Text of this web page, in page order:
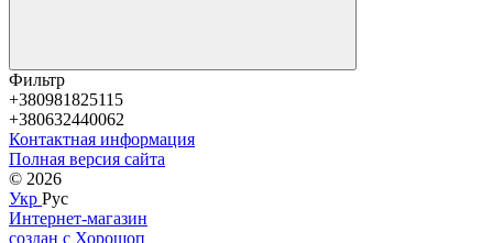
Фильтр
+380981825115
+380632440062
Контактная информация
Полная версия сайта
© 2026
Укр Рус
Интернет-магазин
создан с Хорошоп